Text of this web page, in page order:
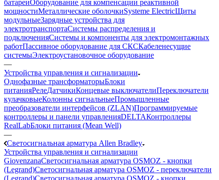
батареиОборудование для компенсации реактивной
мощностиМеталлические оболочкиSysteme ElectricЩиты
модульныеЗарядные устройства для
электротранспортаСистемы распределения и
подключенияСистемы и компоненты для электромонтажных
работПассивное оборудование для СКСКабеленесущие
системыЭлектроустановочное оборудование
—
Устройства управления и сигнализации
Однофазные трансформаторыБлоки
питанияРелеДатчикиКонцевые выключателиПереключатели
кулачковыеКолонны сигнальныеПромышленные
преобразователи интерфейсов (ZLAN)Программируемые
контроллеры и панели управленияDELTAКонтроллеры
RealLabБлоки питания (Mean Well)
—
Светосигнальная арматура Allen Bradley
Устройства управления и сигнализации
GiovenzanaСветосигнальная арматура OSMOZ - кнопки
(Legrand)Светосигнальная арматура OSMOZ - переключатели
(Legrand)Светосигнальная арматура OSMOZ - кнопки